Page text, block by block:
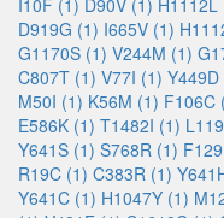
I10F (1) D90V (1) H1112L
D919G (1) I665V (1)
G1170S (1) V244M (1)
C807T (1) V77I (1) Y449D
M50I (1) K56M (1) F106C
E586K (1) T1482I (1)
Y641S (1) S768R (1)
R19C (1) C383R (1)
Y641C (1) H1047Y (1)